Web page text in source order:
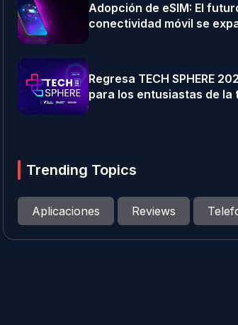
Adopción de eSIM: El
conectividad móvil se
Regresa TECH SPHERE
para los entusiastas de la
Trending Topics
Aplicaciones Reviews